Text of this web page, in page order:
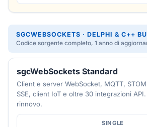
SGCWEBSOCKETS · DELPHI & C++
Codice sorgente completo, 1 anno di
sgcWebSockets Standard
Client e server WebSocket, MQTT,
SSE, client IoT e oltre 30 integrazioni
rinnovo.
SINGLE